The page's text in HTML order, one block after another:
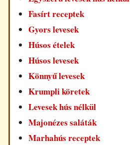
Fasírt receptek
Gyors levesek
Húsos ételek
Húsos levesek
Könnyű levesek
Krumpli köretek
Levesek hús nélkül
Majonézes saláták
Marhahús receptek